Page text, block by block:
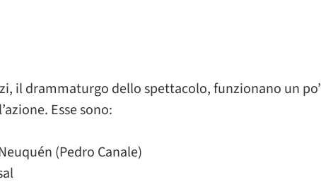
il drammaturgo dello spettacolo, funzionano un po’
Esse sono:
(Pedro Canale)